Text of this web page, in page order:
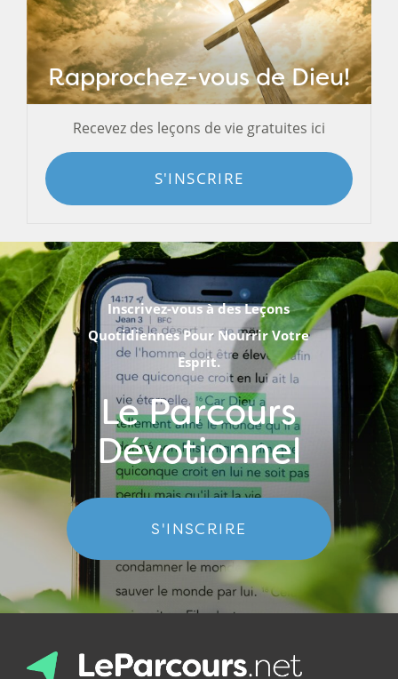
Rapprochez-vous de Dieu!
Recevez des leçons de vie gratuites ici
S'INSCRIRE
Inscrivez-vous à des Leçons
Quotidiennes Pour Nourrir Votre
Esprit.
Le Parcours
Dévotionnel
S'INSCRIRE